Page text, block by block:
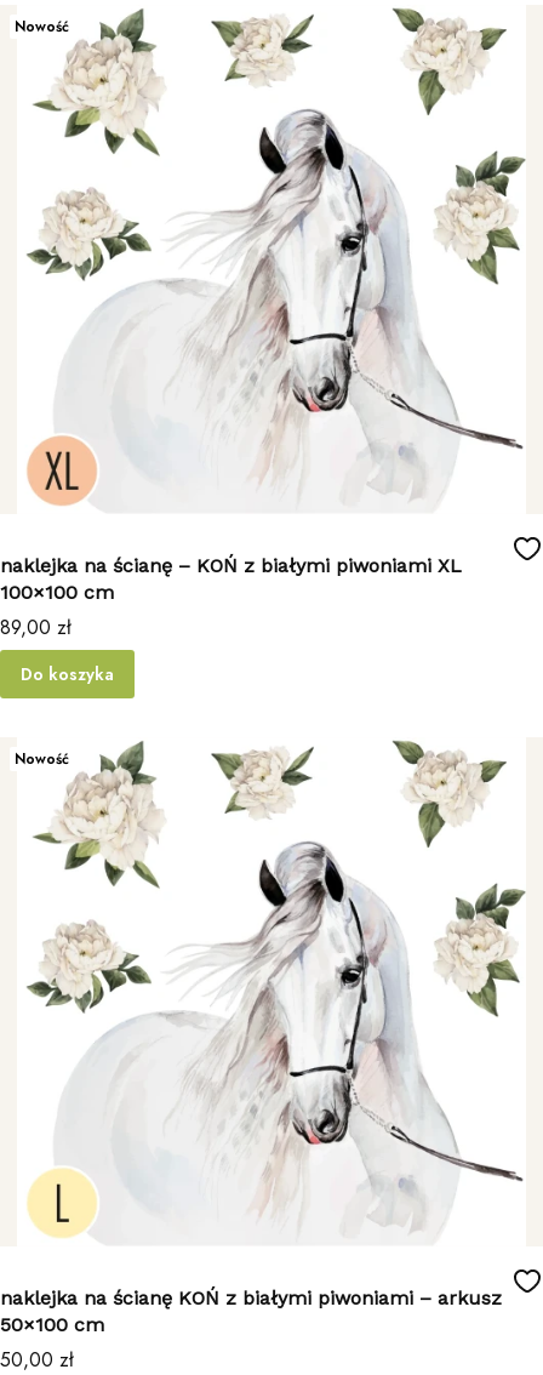
Nowość
naklejka na ścianę – KOŃ z białymi piwoniami XL
100×100 cm
Cena
89,00 zł
Do koszyka
Nowość
naklejka na ścianę KOŃ z białymi piwoniami – arkusz
50×100 cm
Cena
50,00 zł